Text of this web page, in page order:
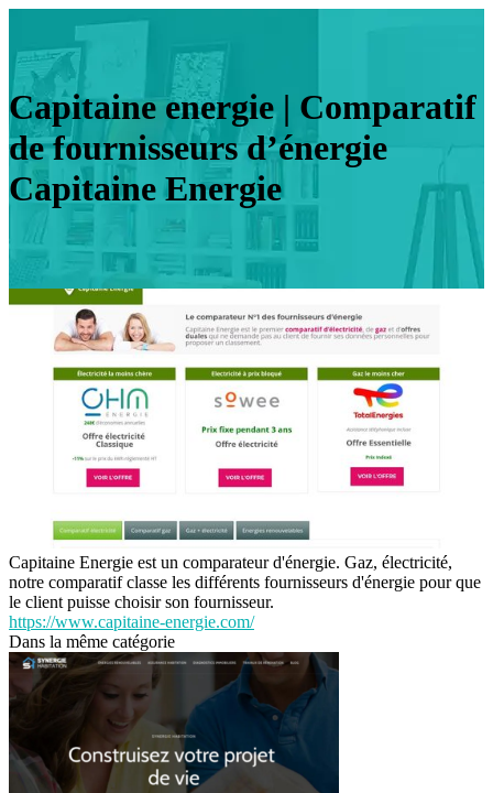
Capitaine energie | Comparatif
de four­nis­seurs d’énergie
Capitaine Energie
Capitaine Energie est un comparateur d'énergie. Gaz, électricité,
notre comparatif classe les différents fournisseurs d'énergie pour que
le client puisse choisir son fournisseur.
https://www.capitaine-energie.com/
Dans la même catégorie